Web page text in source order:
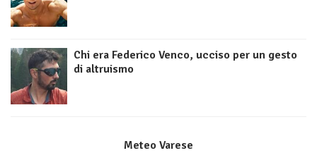
Chi era Federico Venco, ucciso per un gesto
di altruismo
Meteo Varese